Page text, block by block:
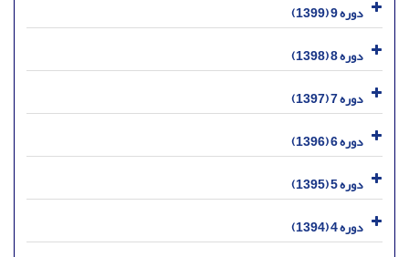
دوره 9 (1399)
دوره 8 (1398)
دوره 7 (1397)
دوره 6 (1396)
دوره 5 (1395)
دوره 4 (1394)